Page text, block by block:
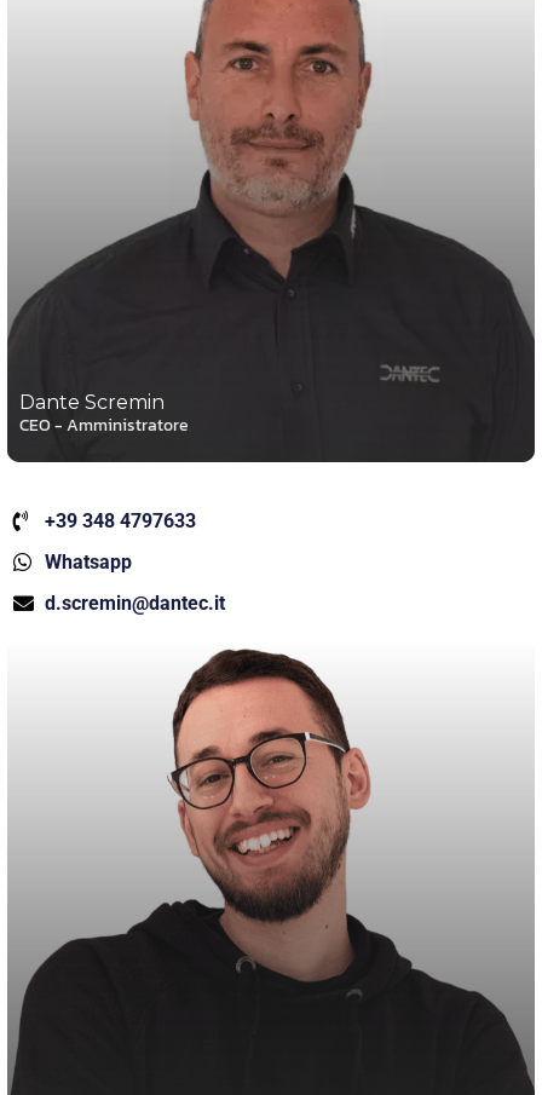
Dante Scremin
CEO - Amministratore
+39 348 4797633
Whatsapp
d.scremin@dantec.it